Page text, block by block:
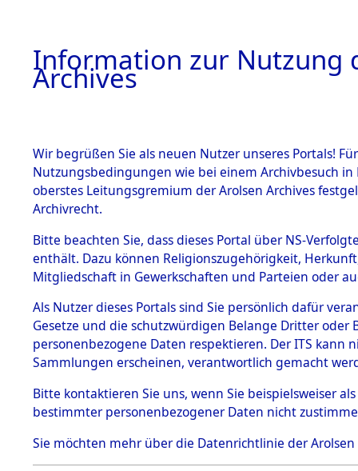
BESTÄNDE
1.
mente
5. Verschiedenes
5.3
Todesmärsche
5.3.1 Alliierte
Erhebungen
zu
Todesmärsch
en
5.3.2
und
0086
Information zur Nutzung
Archives
Wir begrüßen Sie als neuen Nutzer unseres Portals!
Nutzungsbedingungen wie bei einem Archivbesuch
oberstes Leitungsgremium der Arolsen Archives
Archivrecht.
Bitte beachten Sie, dass dieses Portal über NS-
enthält. Dazu können Religionszugehörigkeit,
Mitgliedschaft in Gewerkschaften und Parteien oder
Als Nutzer dieses Portals sind Sie persönlich dafür
Gesetze und die schutzwürdigen Belange Dritter
personenbezogene Daten respektieren. Der ITS
Sammlungen erscheinen, verantwortlich gemacht
Bitte kontaktieren Sie uns, wenn Sie beispielsweiser
bestimmter personenbezogener Daten nicht
Sie möchten mehr über die Datenrichtlinie der Arolsen